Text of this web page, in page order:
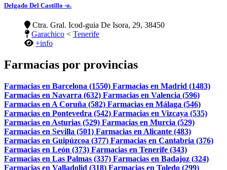
Delgado Del Castillo -o.
Ctra. Gral. Icod-guia De Isora, 29, 38450
Garachico < Tenerife
+info
Farmacias por provincias
Farmacias en Barcelona (1550) Farmacias en Madrid (1483)
Farmacias en Navarra (632) Farmacias en Valencia (596)
Farmacias en A Coruña (582) Farmacias en Málaga (546)
Farmacias en Pontevedra (542) Farmacias en Vizcaya (535)
Farmacias en Asturias (529) Farmacias en Murcia (529)
Farmacias en Sevilla (501) Farmacias en Alicante (483)
Farmacias en Guipúzcoa (377) Farmacias en Cantabria (376)
Farmacias en León (373) Farmacias en Tenerife (343)
Farmacias en Las Palmas (337) Farmacias en Badajoz (324)
Farmacias en Valladolid (318) Farmacias en Toledo (299)